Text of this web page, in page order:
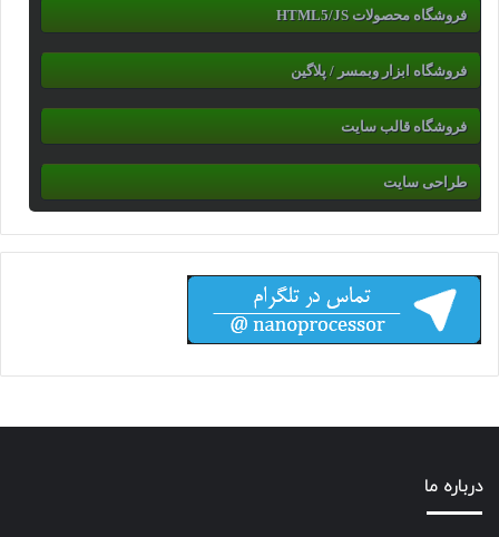
فروشگاه محصولات HTML5/JS
فروشگاه ابزار وبمسر / پلاگین
فروشگاه قالب سایت
طراحی سایت
درباره ما